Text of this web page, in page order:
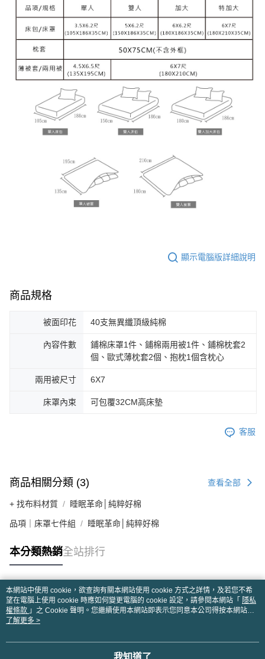
顯示電腦版詳細說明
商品規格
被面印花 40支無異纖頂級純棉
內容件數
鋪棉床罩1件、鋪棉兩用被1件、鋪棉枕套2
個、歐式薄枕套2個、抱枕1個含枕心
兩用被尺寸 6X7
床罩內束 可包覆32CM高床墊
客服
商品相關分類 (3) 查看全部
+ 找布料材質 睡眠革命│純粹好棉
品項｜床罩七件組 睡眠革命│純粹好棉
本分類熱銷全站排行
熱門標籤
本網站中使用 cookie，欲查詢有關本網站使用 cookie 方式之詳情，及若您不希
望在電腦上使用 cookie 時應如何變更電腦的 cookie 設定，請參閱本網站「 隱私
權條款 」之 Cookie 聲明。您繼續使用本網站即表示您同意本公司得按本網站使
用條款之 Cookie 聲明使用 cookie。
了解更多 >
我知道了